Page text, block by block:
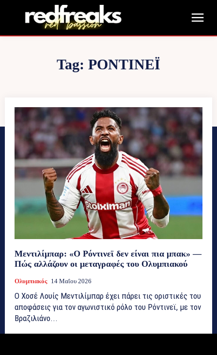
Tag: ΡΌΝΤΙΝΕΪ
Μεντιλίμπαρ: «Ο Ρόντινεϊ δεν είναι πια μπακ» —
Πώς αλλάζουν οι μεταγραφές του Ολυμπιακού
Ολυμπιακός 14 Μαΐου 2026
Ο Χοσέ Λουίς Μεντιλίμπαρ έχει πάρει τις οριστικές του
αποφάσεις για τον αγωνιστικό ρόλο του Ρόντινεϊ, με τον
Βραζιλιάνο...